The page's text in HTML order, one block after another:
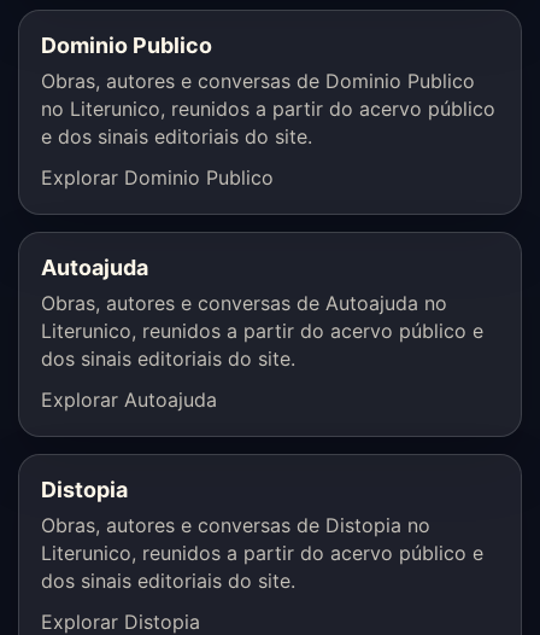
Dominio Publico
Obras, autores e conversas de Dominio Publico
no Literunico, reunidos a partir do acervo público
e dos sinais editoriais do site.
Explorar Dominio Publico
Autoajuda
Obras, autores e conversas de Autoajuda no
Literunico, reunidos a partir do acervo público e
dos sinais editoriais do site.
Explorar Autoajuda
Distopia
Obras, autores e conversas de Distopia no
Literunico, reunidos a partir do acervo público e
dos sinais editoriais do site.
Explorar Distopia